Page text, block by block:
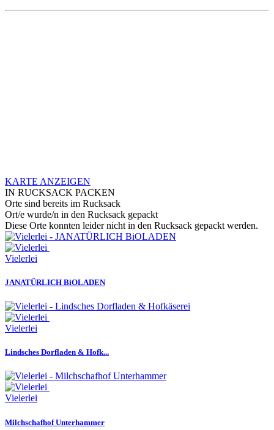
KARTE ANZEIGEN
IN RUCKSACK PACKEN
Orte sind bereits im Rucksack
Ort/e wurde/n in den Rucksack gepackt
Diese Orte konnten leider nicht in den Rucksack gepackt werden.
Vielerlei
JANATÜRLICH BiOLADEN
Vielerlei
Lindsches Dorfladen & Hofk...
Vielerlei
Milchschafhof Unterhammer